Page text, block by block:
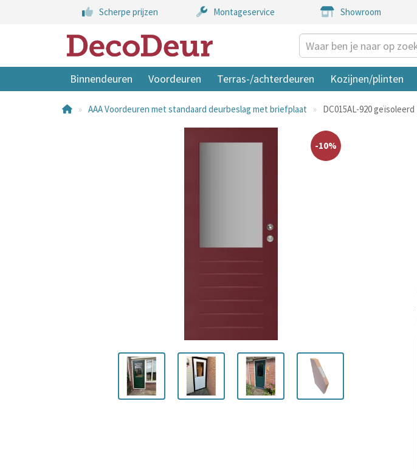
Scherpe prijzen Montageservice Showroom
Binnendeuren Voordeuren Terras-/achterdeuren Kozijnen/plinten
AAA Voordeuren met standaard deurbeslag met briefplaat DC015AL-920 geïsoleerd
-10%